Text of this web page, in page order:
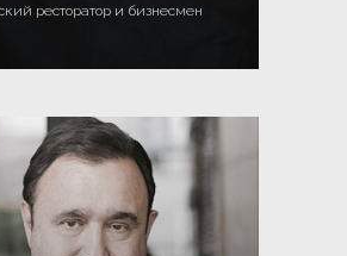
ресторатор и бизнесмен